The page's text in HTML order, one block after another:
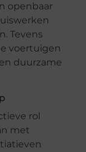
openbaar
Tevens
voertuigen
duurzame
rol
met